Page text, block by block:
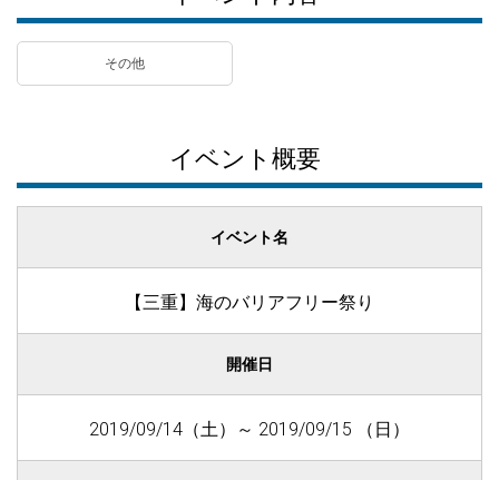
その他
イベント概要
イベント名
【三重】海のバリアフリー祭り
開催日
2019/09/14（土）～ 2019/09/15 （日）